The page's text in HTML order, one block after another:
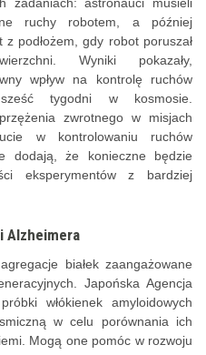
zadaniach: astronauci musieli
ruchy robotem, a później
podłożem, gdy robot poruszał
Wyniki pokazały,
wpływ na kontrolę ruchów
sześć tygodni w kosmosie.
zwrotnego w misjach
w kontrolowaniu ruchów
dodają, że konieczne będzie
eksperymentów z bardziej
Alzheimera
białek zaangażowane
Japońska Agencja
włókienek amyloidowych
w celu porównania ich
Mogą one pomóc w rozwoju